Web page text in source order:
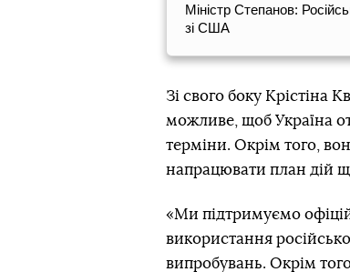
Міністр Степанов:
зі США
Зі свого боку Крістіна
можливе, щоб Україна
терміни. Окрім того,
напрацювати план дій
«Ми підтримуємо
використання
випробувань. Окрім